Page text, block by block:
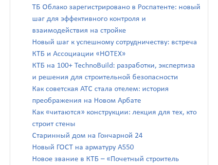
ТБ Облако зарегистрировано в Роспатенте: новый
шаг для эффективного контроля и
взаимодействия на стройке
Новый шаг к успешному сотрудничеству: встреча
КТБ и Ассоциации «НОТЕХ»
КТБ на 100+ TechnoBuild: разработки, экспертиза
и решения для строительной безопасности
Как советская АТС стала отелем: история
преображения на Новом Арбате
Как «читаются» конструкции: лекция для тех, кто
строит стены
Старинный дом на Гончарной 24
Новый ГОСТ на арматуру А550
Новое звание в КТБ – «Почетный строитель